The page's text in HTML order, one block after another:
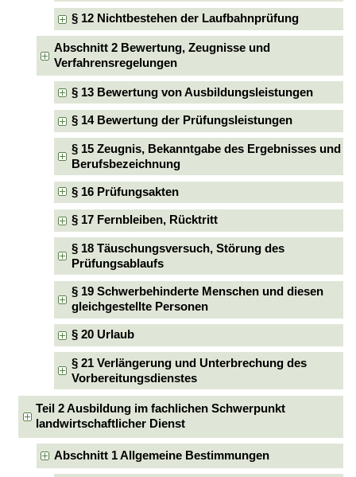
§ 12 Nichtbestehen der Laufbahnprüfung
Abschnitt 2 Bewertung, Zeugnisse und
Verfahrensregelungen
§ 13 Bewertung von Ausbildungsleistungen
§ 14 Bewertung der Prüfungsleistungen
§ 15 Zeugnis, Bekanntgabe des Ergebnisses und
Berufsbezeichnung
§ 16 Prüfungsakten
§ 17 Fernbleiben, Rücktritt
§ 18 Täuschungsversuch, Störung des
Prüfungsablaufs
§ 19 Schwerbehinderte Menschen und diesen
gleichgestellte Personen
§ 20 Urlaub
§ 21 Verlängerung und Unterbrechung des
Vorbereitungsdienstes
Teil 2 Ausbildung im fachlichen Schwerpunkt
landwirtschaftlicher Dienst
Abschnitt 1 Allgemeine Bestimmungen